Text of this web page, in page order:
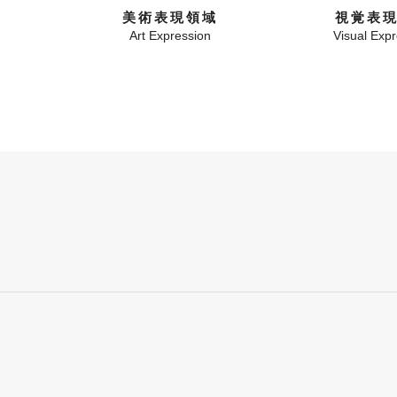
美術表現領域
Art Expression
視覚表
Visual